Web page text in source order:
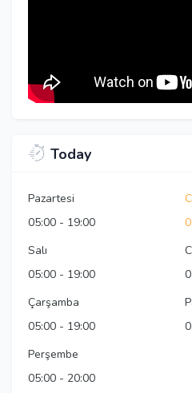
Today
Pazartesi
05:00 - 19:00
Salı
05:00 - 19:00
Çarşamba
05:00 - 19:00
Perşembe
05:00 - 20:00